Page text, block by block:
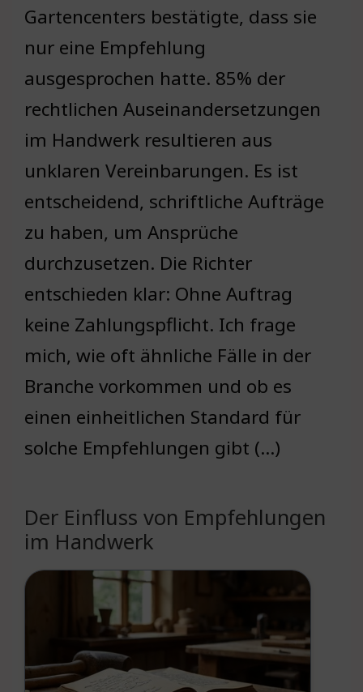
Gartencenters bestätigte, dass sie
nur eine Empfehlung
ausgesprochen hatte. 85% der
rechtlichen Auseinandersetzungen
im Handwerk resultieren aus
unklaren Vereinbarungen. Es ist
entscheidend, schriftliche Aufträge
zu haben, um Ansprüche
durchzusetzen. Die Richter
entschieden klar: Ohne Auftrag
keine Zahlungspflicht. Ich frage
mich, wie oft ähnliche Fälle in der
Branche vorkommen und ob es
einen einheitlichen Standard für
solche Empfehlungen gibt (…)
Der Einfluss von Empfehlungen
im Handwerk